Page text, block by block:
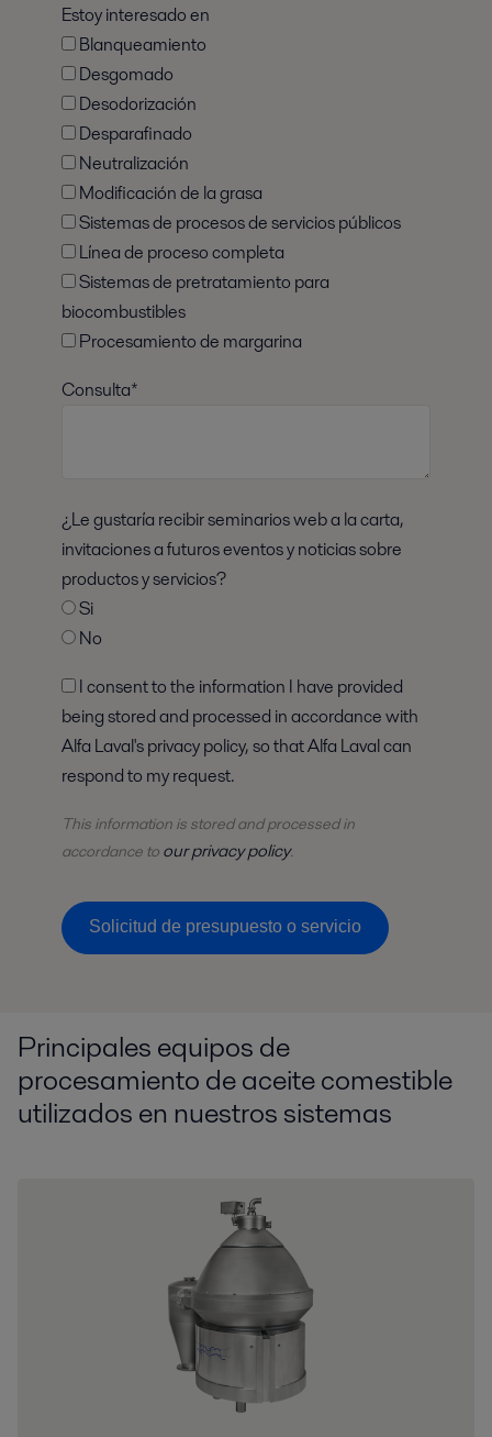
Estoy interesado en
Blanqueamiento
Desgomado
Desodorización
Desparafinado
Neutralización
Modificación de la grasa
Sistemas de procesos de servicios públicos
Línea de proceso completa
biocombustibles
Procesamiento de margarina
Consulta*
¿Le gustaría recibir seminarios web a la carta,
invitaciones a futuros eventos y noticias sobre
productos y servicios?
Si
No
being stored and processed in accordance with
Alfa Laval's privacy policy, so that Alfa Laval can
respond to my request.
This information is stored andprocessedin
accordance to our privacy policy.
Solicitud de presupuesto o servicio
Principales equipos de
procesamiento de aceite comestible
utilizados en nuestros sistemas